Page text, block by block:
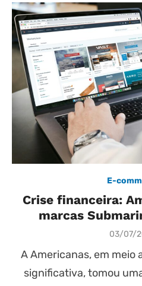
E-
Crise financeira:
marcas
Posted
03/07/
A Americanas, em meio
significativa, tomou